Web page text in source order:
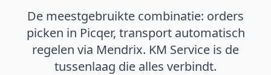
De meestgebruikte combinatie: orders
picken in Picqer, transport automatisch
regelen via Mendrix. KM Service is de
tussenlaag die alles verbindt.